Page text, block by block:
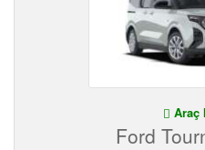
Araç
Ford